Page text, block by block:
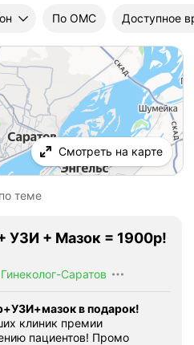
По ОМС Доступное
Смотреть на карте
теме
УЗИ + Мазок = 1900р!
Гинеколог-Саратов
в подарок!
клиник премии
пациентов! Промо